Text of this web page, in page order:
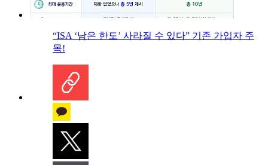
“ISA ‘남은 한도’ 사라질 수 있다” 기존 가입자 주
목!